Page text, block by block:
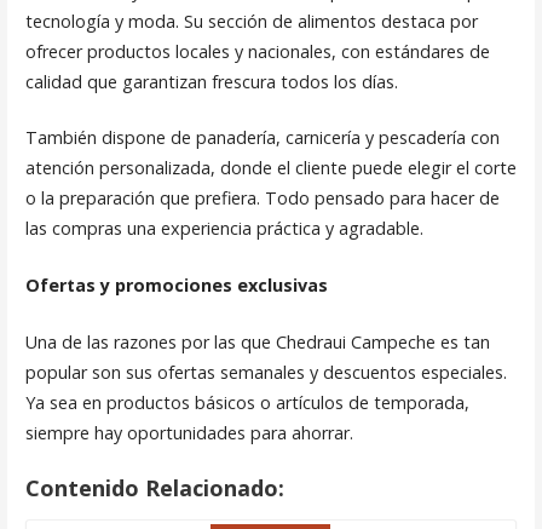
tecnología y moda. Su sección de alimentos destaca por
ofrecer productos locales y nacionales, con estándares de
calidad que garantizan frescura todos los días.
También dispone de panadería, carnicería y pescadería con
atención personalizada, donde el cliente puede elegir el corte
o la preparación que prefiera. Todo pensado para hacer de
las compras una experiencia práctica y agradable.
Ofertas y promociones exclusivas
Una de las razones por las que Chedraui Campeche es tan
popular son sus ofertas semanales y descuentos especiales.
Ya sea en productos básicos o artículos de temporada,
siempre hay oportunidades para ahorrar.
Contenido Relacionado: